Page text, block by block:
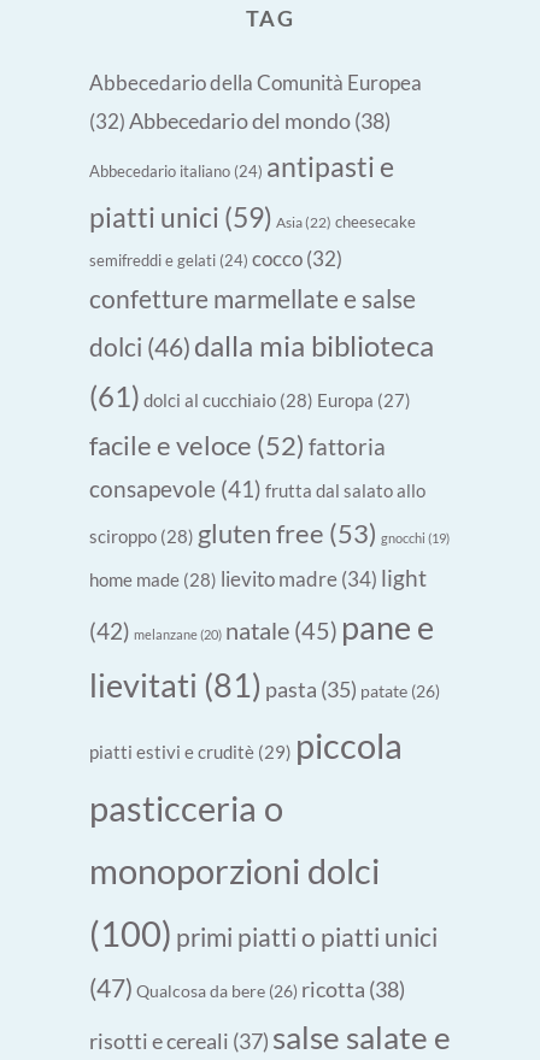
TAG
Abbecedario della Comunità Europea
(32) Abbecedario del mondo(38)
Abbecedario italiano (24) antipasti e
piatti unici (59) Asia(22) cheesecake
semifreddi e gelati (24) cocco (32)
confetture marmellate e salse
dolci (46) dalla mia biblioteca
(61) dolci al cucchiaio (28) Europa (27)
facile e veloce (52) fattoria
consapevole (41) frutta dal salato allo
sciroppo (28) gluten free (53) gnocchi (19)
home made (28) lievito madre(34) light
(42) melanzane(20) natale (45) pane e
lievitati (81) pasta (35) patate (26)
piatti estivi e cruditè (29) piccola
pasticceria o
monoporzioni dolci
(100) primi piatti o piatti unici
(47) Qualcosa da bere (26) ricotta (38)
risotti e cereali (37) salse salate e